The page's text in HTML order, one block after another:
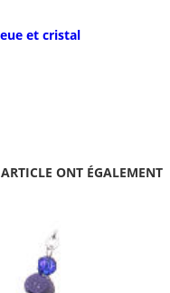
et cristal
ONT ÉGALEMENT